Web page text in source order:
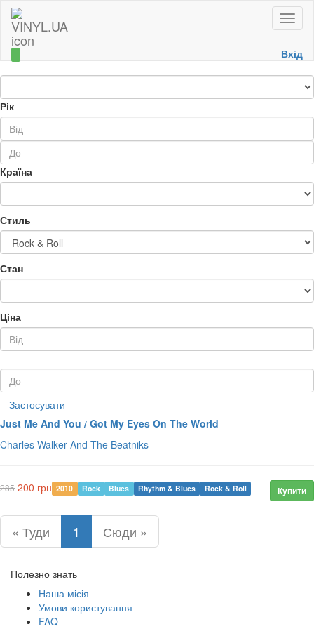
Toggle
Вхід
Рік
Країна
Стиль
Стан
Ціна
Застосувати
Just Me And You / Got My Eyes On The World
Charles Walker And The Beatniks
285 200 грн Купити
2010 Rock Blues Rhythm & Blues Rock & Roll
« Туди 1 Сюди »
Полезно знать
Наша місія
Умови користування
FAQ